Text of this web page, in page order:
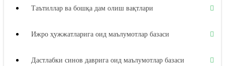
Таътиллар ва бошқа дам олиш вақтлари
Ижро ҳужжатларига оид маълумотлар базаси
Дастлабки синов даврига оид маълумотлар базаси